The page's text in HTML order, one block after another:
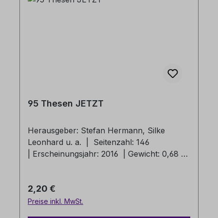
95 Thesen JETZT
Herausgeber: Stefan Hermann, Silke
Leonhard u. a. | Seitenzahl: 146
| Erscheinungsjahr: 2016 | Gewicht: 0,68 kg
Luthers zum Ablasshandel seiner römisch-
katholischen Kirche, die zuerst 1517 in
Regulärer Preis:
2,20 €
Preise inkl. MwSt.